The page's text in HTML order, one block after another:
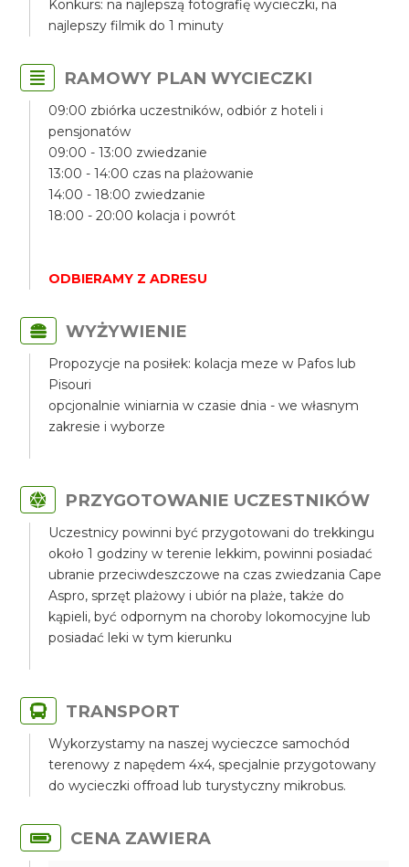
Konkurs: na najlepszą fotografię wycieczki, na
najlepszy filmik do 1 minuty
RAMOWY PLAN WYCIECZKI
09:00 zbiórka uczestników, odbiór z hoteli i
pensjonatów
09:00 - 13:00 zwiedzanie
13:00 - 14:00 czas na plażowanie
14:00 - 18:00 zwiedzanie
18:00 - 20:00 kolacja i powrót
ODBIERAMY Z ADRESU
WYŻYWIENIE
Propozycje na posiłek: kolacja meze w Pafos lub
Pisouri
opcjonalnie winiarnia w czasie dnia - we własnym
zakresie i wyborze
PRZYGOTOWANIE UCZESTNIKÓW
Uczestnicy powinni być przygotowani do trekkingu
około 1 godziny w terenie lekkim, powinni posiadać
ubranie przeciwdeszczowe na czas zwiedzania Cape
Aspro, sprzęt plażowy i ubiór na plaże, także do
kąpieli, być odpornym na choroby lokomocyjne lub
posiadać leki w tym kierunku
TRANSPORT
Wykorzystamy na naszej wycieczce samochód
terenowy z napędem 4x4, specjalnie przygotowany
do wycieczki offroad lub turystyczny mikrobus.
CENA ZAWIERA